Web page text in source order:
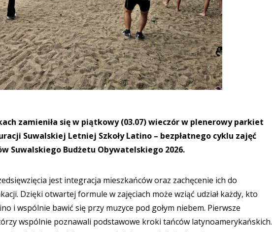
zamieniła się w piątkowy (03.07) wieczór w plenerowy parkiet
Suwalskiej Letniej Szkoły Latino – bezpłatnego cyklu zajęć
Suwalskiego Budżetu Obywatelskiego 2026.
jest integracja mieszkańców oraz zachęcenie ich do
Dzięki otwartej formule w zajęciach może wziąć udział każdy, kto
i wspólnie bawić się przy muzyce pod gołym niebem. Pierwsze
wspólnie poznawali podstawowe kroki tańców latynoamerykańskich.